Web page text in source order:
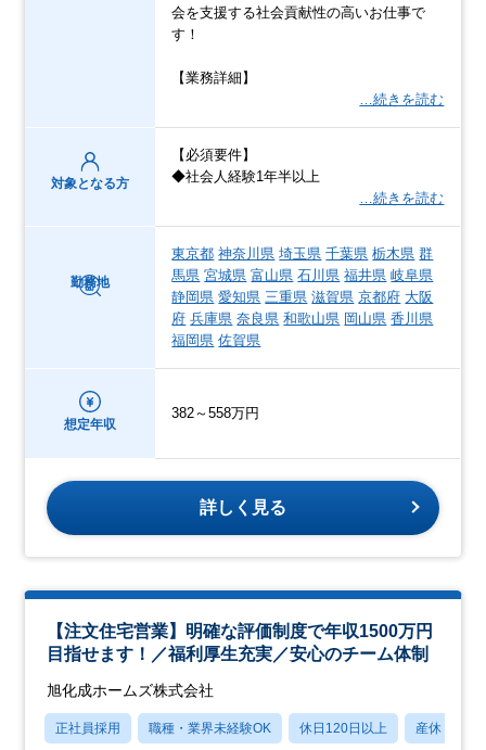
会を支援する社会貢献性の高いお仕事で
す！
【業務詳細】
…続きを読む
対象となる方
【必須要件】
◆社会人経験1年半以上
…続きを読む
勤務地
東京都 神奈川県 埼玉県 千葉県 栃木県 群
馬県 宮城県 富山県 石川県 福井県 岐阜県
静岡県 愛知県 三重県 滋賀県 京都府 大阪
府 兵庫県 奈良県 和歌山県 岡山県 香川県
福岡県 佐賀県
想定年収
382～558万円
詳しく見る
【注文住宅営業】明確な評価制度で年収1500万円
目指せます！／福利厚生充実／安心のチーム体制
旭化成ホームズ株式会社
正社員採用 職種・業界未経験OK 休日120日以上 産休・育休